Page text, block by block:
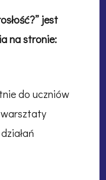
jest
na stronie:
do uczniów
warsztaty